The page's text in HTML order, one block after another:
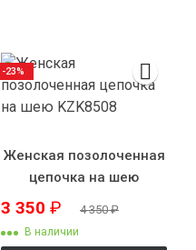
Женская позолоченная
цепочка на шею
KZK8508
3 350 ₽ 4 350₽
В наличии
-23%